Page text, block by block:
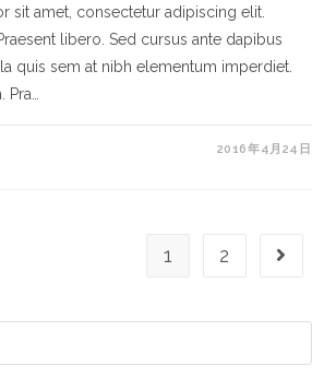
sit amet, consectetur adipiscing elit.
libero. Sed cursus ante dapibus
quis sem at nibh elementum imperdiet.
2016年4月24日
1 2